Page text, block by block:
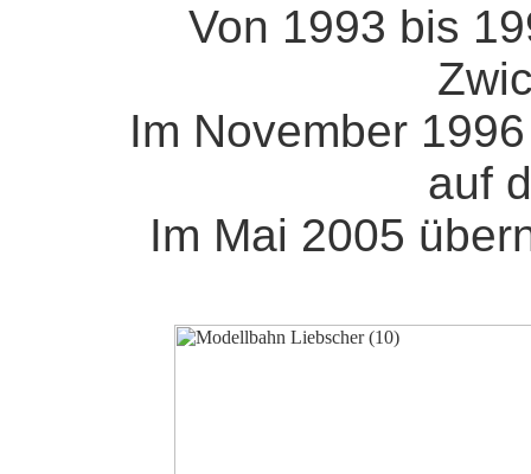
Von 1993 bis
Im November
auf
Im Mai 2005